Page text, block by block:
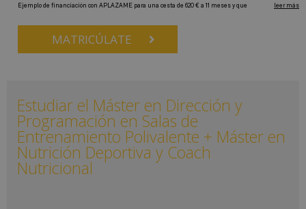
MATRICÚLATE
Estudiar el Máster en Dirección y
Programación en Salas de
Entrenamiento Polivalente + Máster en
Nutrición Deportiva y Coach
Nutricional